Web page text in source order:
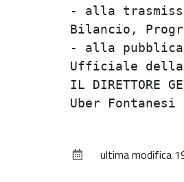
- alla
- alla
IL
ultima modifica